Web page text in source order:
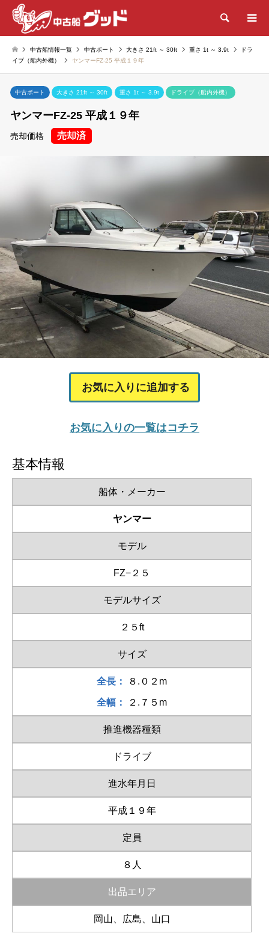
検索
中古船情報一覧 中古ボート 大きさ 21ft ～ 30ft 重さ 1t ～ 3.9t
ドラ
イブ（船内外機）
ヤンマーFZ-25 平成１９年
中古ボート 大きさ 21ft ～ 30ft 重さ 1t ～ 3.9t ドライブ（船内外機）
ヤンマーFZ-25 平成１９年
売却価格 売却済
お気に入りに追加する
お気に入りの一覧はコチラ
基本情報
船体・メーカー
ヤンマー
モデル
FZ−２５
モデルサイズ
２５ft
サイズ
全長： ８.０２m
全幅： ２.７５m
推進機器種類
ドライブ
進水年月日
平成１９年
定員
８人
出品エリア
岡山、広島、山口